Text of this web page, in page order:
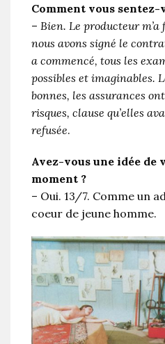
Comment vous sentez-
– Bien. Le producteur
nous avons signé le
a commencé, tous les
possibles et imaginables.
bonnes, les assurances
risques, clause qu’elles
refusée.
Avez-vous une idée de
moment ?
– Oui. 13/7. Comme un
coeur de jeune homme.